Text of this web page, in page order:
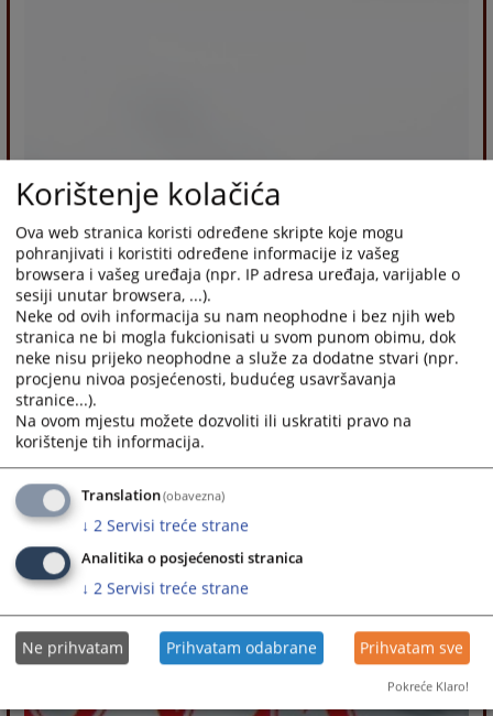
Korištenje kolačića
Ova web stranica koristi određene skripte koje mogu
pohranjivati i koristiti određene informacije iz vašeg
browsera i vašeg uređaja (npr. IP adresa uređaja, varijable o
sesiji unutar browsera, ...).
Neke od ovih informacija su nam neophodne i bez njih web
stranica ne bi mogla fukcionisati u svom punom obimu, dok
neke nisu prijeko neophodne a služe za dodatne stvari (npr.
procjenu nivoa posjećenosti, budućeg usavršavanja
stranice...).
Na ovom mjestu možete dozvoliti ili uskratiti pravo na
korištenje tih informacija.
Translation(obavezna)
↓ 2 Servisi treće strane
Analitika o posjećenosti stranica
↓ 2 Servisi treće strane
Ne prihvatam Prihvatam odabrane Prihvatam sve
Pokreće Klaro!